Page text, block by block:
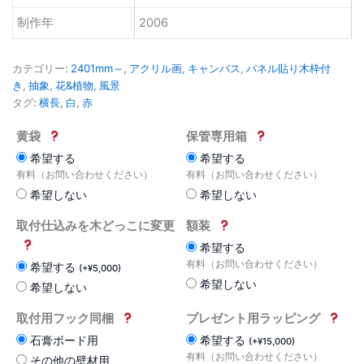
制作年 2006
カテゴリー: 2401mm～, アクリル画, キャンバス, パネル貼り木枠付
き , 抽象, 花&植物, 風景
タグ: 横長, 白, 赤
黄袋
希望する
有料（お問い合わせください）
希望しない
保管専用箱
希望する
有料（お問い合わせください）
希望しない
取付仕込みを木どっこに変更
希望する (+¥5,000)
希望しない
額装
希望する
有料（お問い合わせください）
希望しない
取付用フック同梱
石膏ボード用
その他の壁材用
プレゼント用ラッピング
希望する (+¥15,000)
有料（お問い合わせください）